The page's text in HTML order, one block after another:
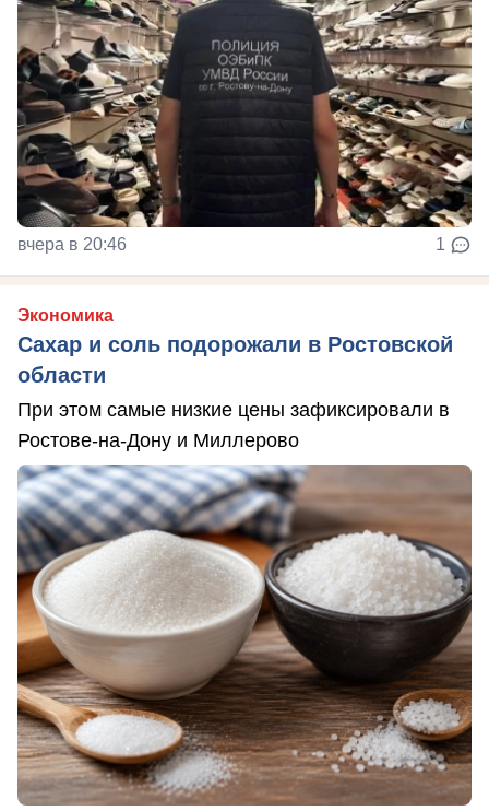
вчера в 20:46 1
Экономика
Сахар и соль подорожали в Ростовской
области
При этом самые низкие цены зафиксировали в
Ростове-на-Дону и Миллерово